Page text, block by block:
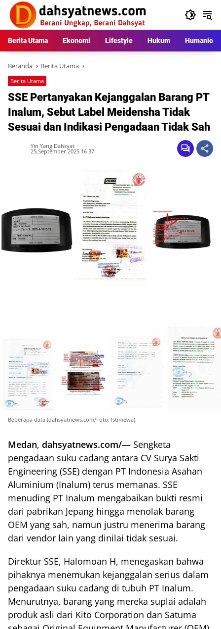
Langsung
konten
Berita Utama Ekonomi Lifestyle Hukum Humaniora
Beranda Berita Utama
Berita Utama
SSE Pertanyakan Kejanggalan Barang PT
Inalum, Sebut Label Meidensha Tidak
Sesuai dan Indikasi Pengadaan Tidak Sah
Yin Yang Dahsyat
25,September 2025 16 37
Beberapa data (dahsyatnews.com/Foto: Istimewa).
Medan, dahsyatnews.com/— Sengketa
pengadaan suku cadang antara CV Surya Sakti
Engineering (SSE) dengan PT Indonesia Asahan
Aluminium (Inalum) terus memanas. SSE
menuding PT Inalum mengabaikan bukti resmi
dari pabrikan Jepang hingga menolak barang
OEM yang sah, namun justru menerima barang
dari vendor lain yang dinilai tidak sesuai.
Direktur SSE, Halomoan H, menegaskan bahwa
pihaknya menemukan kejanggalan serius dalam
pengadaan suku cadang di tubuh PT Inalum.
Menurutnya, barang yang mereka suplai adalah
produk asli dari Kito Corporation dan Satuma